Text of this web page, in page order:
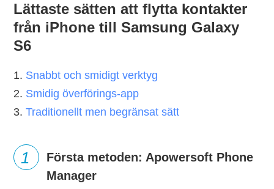
Lättaste sätten att flytta kontakter
från iPhone till Samsung Galaxy
S6
1. Snabbt och smidigt verktyg
2. Smidig överförings-app
3.Traditionellt men begränsat sätt
1
Första metoden: Apowersoft Phone
Manager